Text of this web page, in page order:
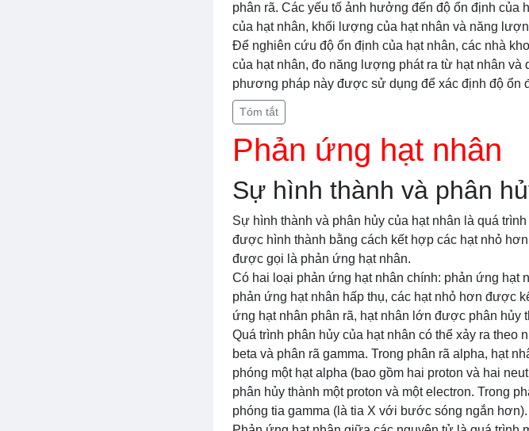
phân rã. Các yếu tố ảnh hưởng đến độ ổn định của
của hạt nhân, khối lượng của hạt nhân và năng
Để nghiên cứu độ ổn định của hạt nhân, các nhà
của hạt nhân, đo năng lượng phát ra từ hạt nhân
phương pháp này được sử dụng để xác định độ ổn
Tóm tắt
Phản ứng hạt nhân
Sự hình thành và phân
Sự hình thành và phân hủy của hạt nhân là quá
được hình thành bằng cách kết hợp các hạt nhỏ
được gọi là phản ứng hạt nhân.
Có hai loại phản ứng hạt nhân chính: phản ứng hạt
phản ứng hạt nhân hấp thụ, các hạt nhỏ hơn được
ứng hạt nhân phân rã, hạt nhân lớn được phân hủy
Quá trình phân hủy của hạt nhân có thể xảy ra theo
beta và phân rã gamma. Trong phân rã alpha, hạt
phóng một hạt alpha (bao gồm hai proton và hai
phân hủy thành một proton và một electron. Trong
phóng tia gamma (là tia X với bước sóng ngắn hơn).